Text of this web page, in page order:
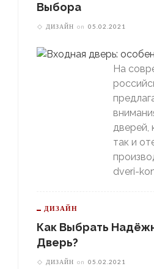
Выбора
ДИЗАЙН on 05.02.2021
На
дверей,
так и
dveri-
ДИЗАЙН
Как Выбрать
Дверь?
ДИЗАЙН on 05.02.2021